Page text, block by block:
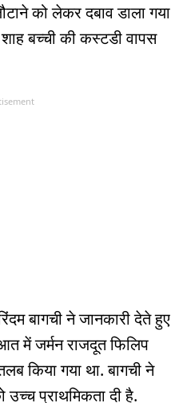
को लेकर दबाव डाला गया
बच्ची की कस्टडी वापस
बागची ने जानकारी देते हुए
में जर्मन राजदूत फिलिप
किया गया था. बागची ने
उच्च प्राथमिकता दी है.